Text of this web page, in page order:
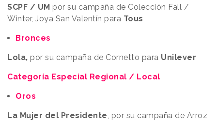
SCPF / UM por su campaña de Colección Fall /
Winter, Joya San Valentín para Tous
Bronces
Lola, por su campaña de Cornetto para Unilever
Categoría Especial Regional / Local
Oros
La Mujer del Presidente, por su campaña de Arroz